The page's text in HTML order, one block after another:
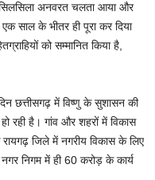
सिलसिला अनवरत चलता आया और
साल के भीतर ही पूरा कर दिया
को सम्मानित किया है,
छत्तीसगढ़ में विष्णु के सुशासन की
रही है। गांव और शहरों में विकास
रायगढ़ जिले में नगरीय विकास के लिए
निगम में ही 60 करोड़ के कार्य